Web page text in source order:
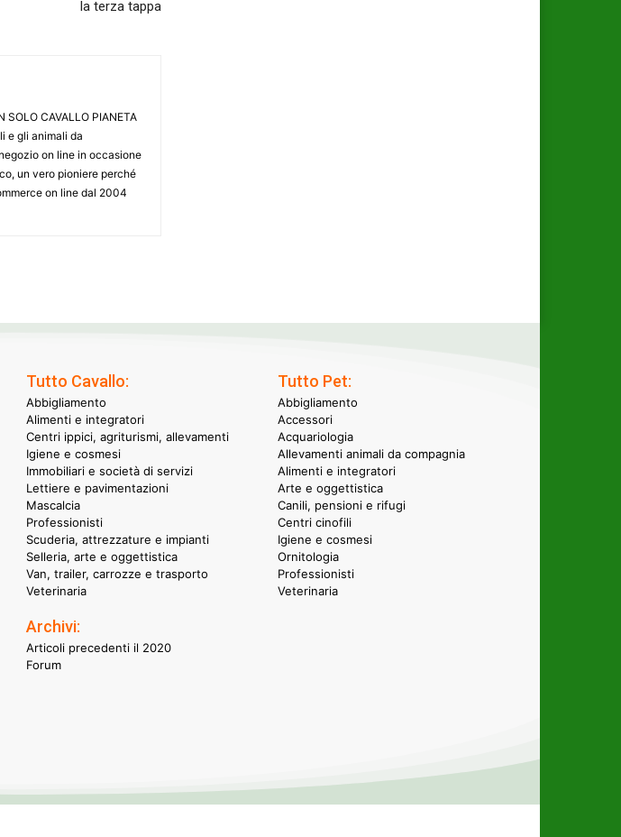
la terza tappa
SOLO CAVALLO PIANETA
e gli animali da
on line in occasione
un vero pioniere perché
on line dal 2004
Tutto Cavallo:
Abbigliamento
Alimenti e integratori
Centri ippici, agriturismi, allevamenti
Igiene e cosmesi
Immobiliari e società di servizi
Lettiere e pavimentazioni
Mascalcia
Professionisti
Scuderia, attrezzature e impianti
Selleria, arte e oggettistica
Van, trailer, carrozze e trasporto
Veterinaria
Archivi:
Articoli precedenti il 2020
Forum
Tutto Pet:
Abbigliamento
Accessori
Acquariologia
Allevamenti animali da compagnia
Alimenti e integratori
Arte e oggettistica
Canili, pensioni e rifugi
Centri cinofili
Igiene e cosmesi
Ornitologia
Professionisti
Veterinaria